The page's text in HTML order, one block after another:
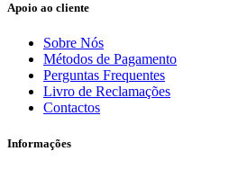
Apoio ao cliente
Sobre Nós
Métodos de Pagamento
Perguntas Frequentes
Livro de Reclamações
Contactos
Informações